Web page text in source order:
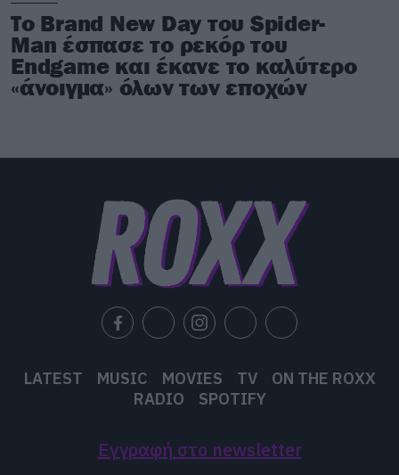
Το Brand New Day του Spider-
Man έσπασε το ρεκόρ του
Endgame και έκανε το καλύτερο
«άνοιγμα» όλων των εποχών
LATEST MUSIC MOVIES TV
ON THE ROXX
RADIO
SPOTIFY
Εγγραφή στο newsletter